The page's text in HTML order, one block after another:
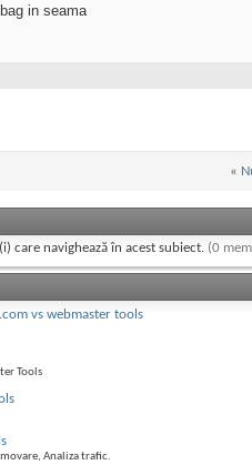
in seama
«
care navighează în acest subiect. (0
vs webmaster tools
Tools
Analiza trafic.